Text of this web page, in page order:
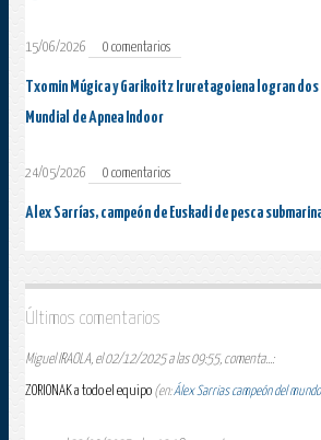
15/06/2026 0 comentarios
Txomin Múgica y Garikoitz Iruretagoiena logran
Mundial de Apnea Indoor
24/05/2026 0 comentarios
Alex Sarrías, campeón de Euskadi de pesca
Últimos comentarios
Miguel IRAOLA, el 02/12/2025 a las 09:55, comenta...:
ZORIONAK a todo el equipo (en:Álex Sarrias campeón del